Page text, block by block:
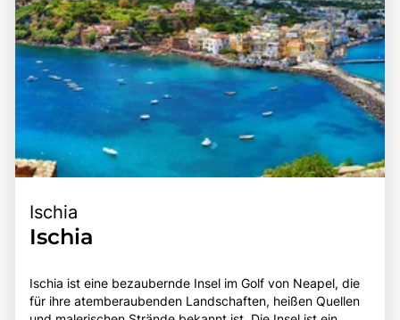
Ischia
Ischia
Ischia ist eine bezaubernde Insel im Golf von Neapel, die
für ihre atemberaubenden Landschaften, heißen Quellen